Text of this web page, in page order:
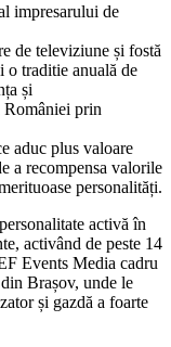
impresarului de
de televiziune și fostă
o traditie anuală de
și
României prin
aduc plus valoare
a recompensa valorile
personalități.
activă în
activând de peste 14
Events Media cadru
Brașov, unde le
și gazdă a foarte